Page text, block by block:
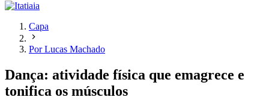
Capa
Por Lucas Machado
Dança: atividade física que emagrece e
tonifica os músculos